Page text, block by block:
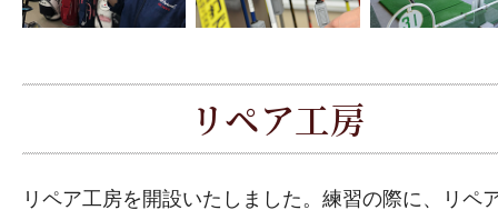
リペア工房
リペア工房を開設いたしました。練習の際に、リペ